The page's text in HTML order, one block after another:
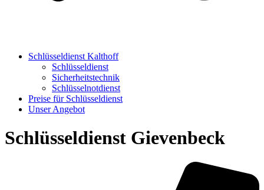
Schlüsseldienst Kalthoff
Schlüsseldienst
Sicherheitstechnik
Schlüsselnotdienst
Preise für Schlüsseldienst
Unser Angebot
Schlüsseldienst Gievenbeck